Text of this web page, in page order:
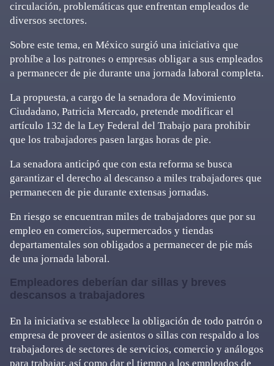
circulación, problemáticas que enfrentan empleados de
diversos sectores.
Sobre este tema, en México surgió una iniciativa que
prohíbe a los patrones o empresas obligar a sus empleados
a permanecer de pie durante una jornada laboral completa.
La propuesta, a cargo de la senadora de Movimiento
Ciudadano, Patricia Mercado, pretende modificar el
artículo 132 de la Ley Federal del Trabajo para prohibir
que los trabajadores pasen largas horas de pie.
La senadora anticipó que con esta reforma se busca
garantizar el derecho al descanso a miles trabajadores que
permanecen de pie durante extensas jornadas.
En riesgo se encuentran miles de trabajadores que por su
empleo en comercios, supermercados y tiendas
departamentales son obligados a permanecer de pie más
de una jornada laboral.
Empleadores deberían dar sillas y breves
descansos a trabajadores
En la iniciativa se establece la obligación de todo patrón o
empresa de proveer de asientos o sillas con respaldo a los
trabajadores de sectores de servicios, comercio y análogos
para trabajar, así como dar el tiempo a los empleados de